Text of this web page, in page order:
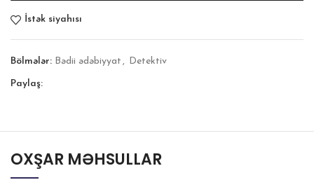
İstək siyahısı
Bölmələr: Bədii ədəbiyyat , Detektiv
Paylaş:
OXŞAR MƏHSULLAR